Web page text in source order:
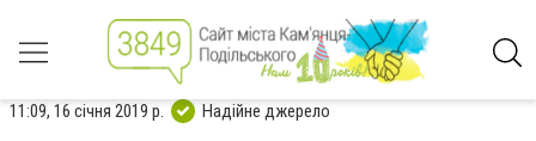
11:09, 16 січня 2019 р. Надійне джерело